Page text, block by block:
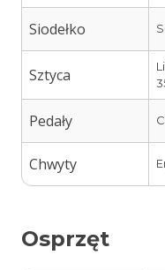
Siodełko
Sztyca
Pedały
Chwyty
Osprzęt